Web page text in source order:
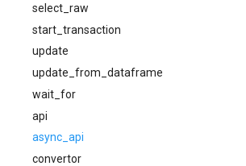
select_raw
start_transaction
update
update_from_dataframe
wait_for
api
async_api
convertor